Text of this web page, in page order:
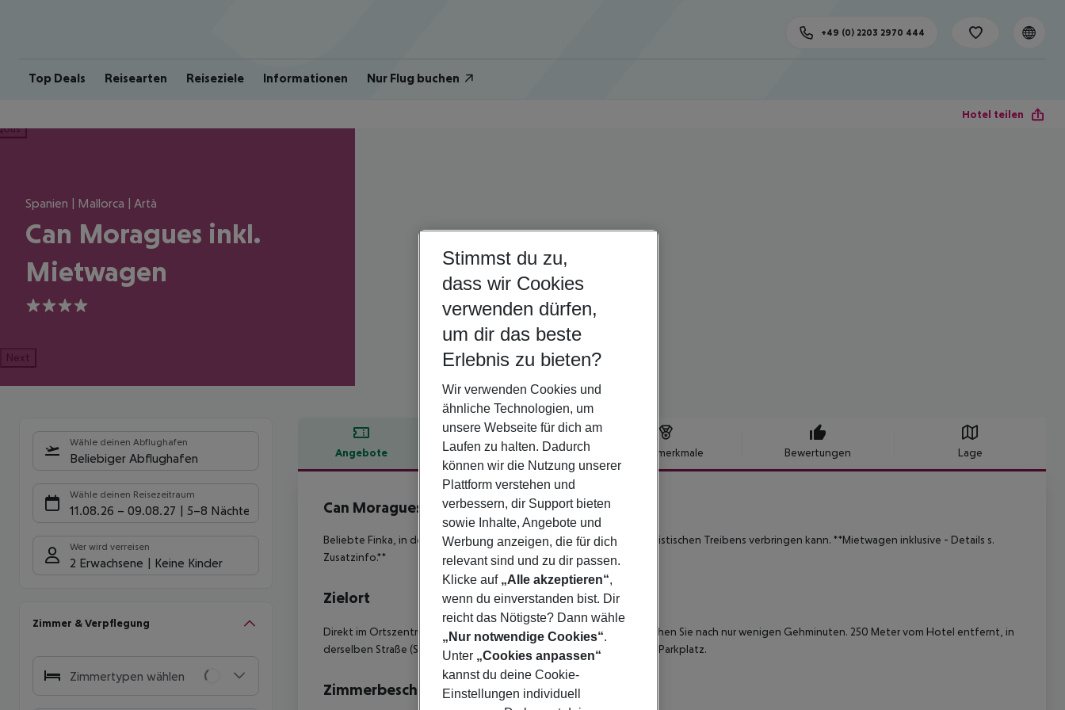
Top Deals Reisearten Reiseziele Informationen Nur Flug buchen
+49 (0) 2203 2970 444
Hotel teilen
Spanien | Mallorca | Artà
Can Moragues inkl.
Mietwagen
4
Next
Wähle deinen Abflughafen
Beliebiger Abflughafen
Wähle deinen Reisezeitraum
11.08.26 – 09.08.27 5-8 Nächte
Wer wird verreisen
2 Erwachsene Keine Kinder
Zimmer & Verpflegung
Zimmertypen wählen
Angebote Hotelbeschreibung Hotelmerkmale Bewertungen Lage
Hotelbeschreibung
Can Moragues inkl. Mietwagen
4
Beliebte Finka, in der man einen traumhaften Urlaub abseits des touristischen Treibens verbringen kann. **Mietwagen inklusive - Details s.
Zusatzinfo.**
Zielort
Direkt im Ortszentrum. Restaurants und Einkaufsmöglichkeiten erreichen Sie nach nur wenigen Gehminuten. 250 Meter vom Hotel entfernt, in
derselben Straße (Sa Clota), gibt es einen kostenlosen öffentlichen Parkplatz.
Zimmerbeschreibung
Stimmst du zu,
dass wir Cookies
verwenden dürfen,
um dir das beste
Erlebnis zu bieten?
Wir verwenden Cookies und
ähnliche Technologien, um
unsere Webseite für dich am
Laufen zu halten. Dadurch
können wir die Nutzung unserer
Plattform verstehen und
verbessern, dir Support bieten
sowie Inhalte, Angebote und
Werbung anzeigen, die für dich
relevant sind und zu dir passen.
Klicke auf „Alle akzeptieren“,
wenn du einverstanden bist. Dir
reicht das Nötigste? Dann wähle
„Nur notwendige Cookies“.
Unter „Cookies anpassen“
kannst du deine Cookie-
Einstellungen individuell